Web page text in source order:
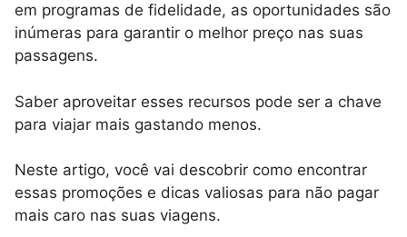
em programas de fidelidade, as oportunidades são
inúmeras para garantir o melhor preço nas suas
passagens.
Saber aproveitar esses recursos pode ser a chave
para viajar mais gastando menos.
Neste artigo, você vai descobrir como encontrar
essas promoções e dicas valiosas para não pagar
mais caro nas suas viagens.